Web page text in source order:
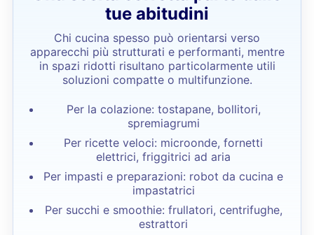
tue abitudini
Chi cucina spesso può orientarsi verso
apparecchi più strutturati e performanti, mentre
in spazi ridotti risultano particolarmente utili
soluzioni compatte o multifunzione.
Per la colazione: tostapane, bollitori,
spremiagrumi
Per ricette veloci: microonde, fornetti
elettrici, friggitrici ad aria
Per impasti e preparazioni: robot da cucina e
impastatrici
Per succhi e smoothie: frullatori, centrifughe,
estrattori